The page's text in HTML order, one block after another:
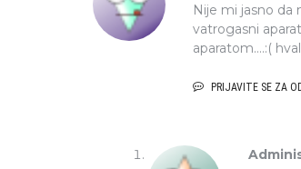
Nije mi jasno da
vatrogasni
aparatom….:(
PRIJAVITE SE ZA